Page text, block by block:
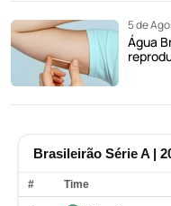
5 de
Água